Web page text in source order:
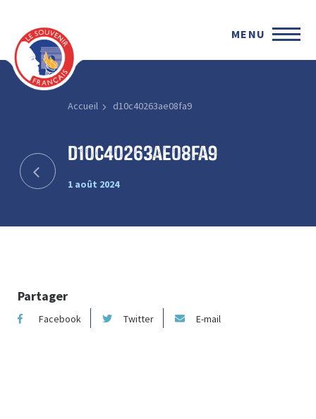
MENU
Accueil d10c40263ae08fa9
d10c40263ae08fa9
1 août 2024
Partager
Facebook Twitter E-mail